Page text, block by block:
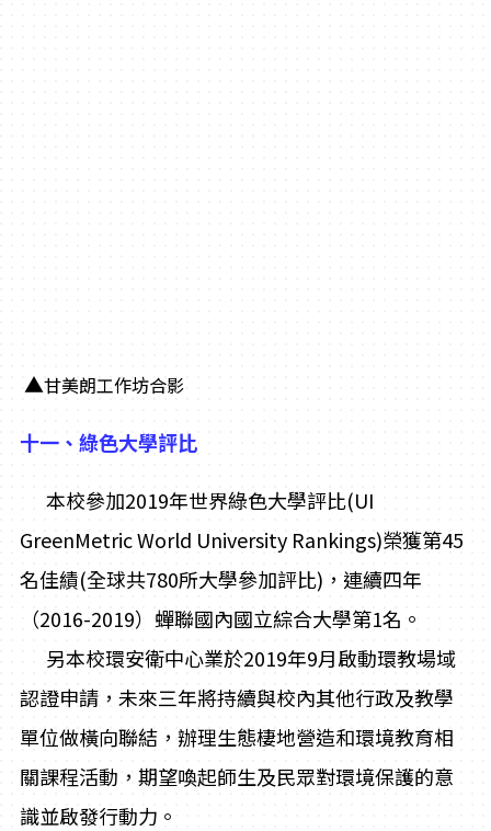
▲甘美朗工作坊合影
十一、綠色大學評比
本校參加2019年世界綠色大學評比(UI
GreenMetric World University Rankings)榮獲第45
名佳績(全球共780所大學參加評比)，連續四年
（2016-2019）蟬聯國內國立綜合大學第1名。
另本校環安衛中心業於2019年9月啟動環教場域
認證申請，未來三年將持續與校內其他行政及教學
單位做橫向聯結，辦理生態棲地營造和環境教育相
關課程活動，期望喚起師生及民眾對環境保護的意
識並啟發行動力。